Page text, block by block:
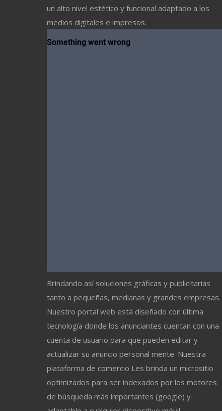
un alto nivel estético y funcional adaptado a los
medios digitales e impresos.
Brindando así soluciones gráficas y publicitarias
tanto a pequeñas, medianas y grandes empresas.
Nuestro portal web está diseñado con última
tecnología donde los anunciantes cuentan con una
cuenta de usuario para que pueden editar y
actualizar su anuncio personal mente. Nuestra
plataforma de comercio Les brinda un micrositio
optimizados para ser indexados por los motores
de búsqueda más importantes (google) y